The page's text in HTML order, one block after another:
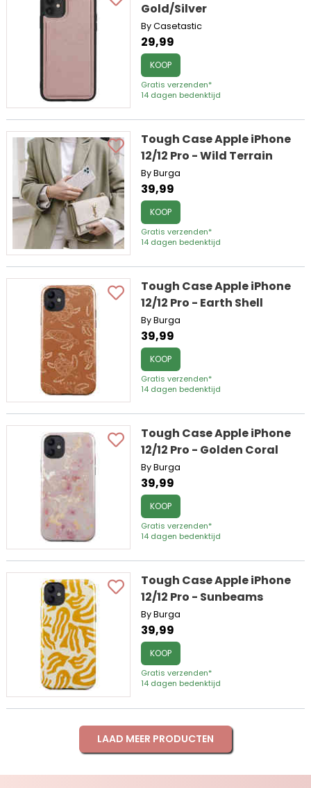
Gold/Silver
By Casetastic
29,99
KOOP
Gratis verzenden*
14 dagen bedenktijd
Tough Case Apple iPhone
12/12 Pro - Wild Terrain
By Burga
39,99
KOOP
Gratis verzenden*
14 dagen bedenktijd
Tough Case Apple iPhone
12/12 Pro - Earth Shell
By Burga
39,99
KOOP
Gratis verzenden*
14 dagen bedenktijd
Tough Case Apple iPhone
12/12 Pro - Golden Coral
By Burga
39,99
KOOP
Gratis verzenden*
14 dagen bedenktijd
Tough Case Apple iPhone
12/12 Pro - Sunbeams
By Burga
39,99
KOOP
Gratis verzenden*
14 dagen bedenktijd
LAAD MEER PRODUCTEN